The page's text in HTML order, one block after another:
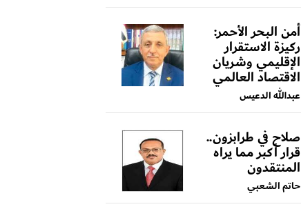
أمن البحر الأحمر:
ركيزة الاستقرار
الإقليمي وشريان
الاقتصاد العالمي
عبدالله الدعيس
صلاح في طرابزون..
قرار أكبر مما يراه
المنتقدون
حاتم الشعبي